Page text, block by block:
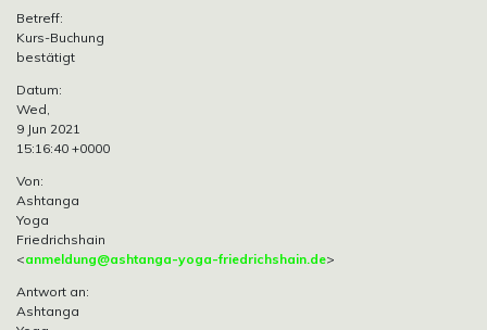
Betreff:
Kurs-Buchung
bestätigt
Datum:
Wed,
9 Jun 2021
15:16:40 +0000
Von:
Ashtanga
Yoga
Friedrichshain
<anmeldung@ashtanga-yoga-friedrichshain.de>
Antwort an:
Ashtanga